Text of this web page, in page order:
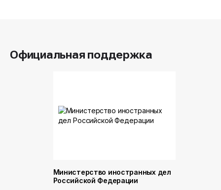
Официальная поддержка
Министерство иностранных дел
Российской Федерации